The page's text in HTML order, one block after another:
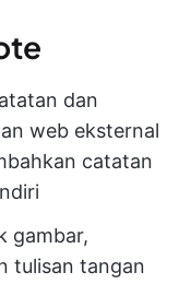
dan
web eksternal
catatan
gambar,
tulisan tangan